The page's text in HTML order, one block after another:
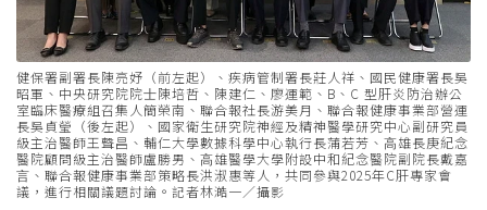
健保署副署長陳亮妤（前左起）、疾病管制署長莊⼈祥、國民健康署長吳
昭軍、中央研究院院⼠陳培哲、陳建仁、廖運範、B、C 型肝炎防治辦公
室臨床醫療組召集⼈簡榮南、聯合報社長游美月、聯合報健康事業部營運
長吳貞瑩（後左起）、國家衛⽣研究院神經及精神醫學研究中⼼副研究員
級主治醫師王聲昌、輔仁⼤學數據科學中⼼執⾏長蒲若芳、⾼雄長庚紀念
醫院顧問級主治醫師盧勝男、⾼雄醫學⼤學附設中和紀念醫院副院長戴嘉
⾔、聯合報健康事業部策略長洪淑惠等人，共同參與2025年C肝專家會
議，進行相關議題討論。記者林澔一／攝影